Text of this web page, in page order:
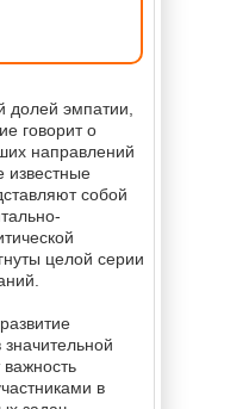
долей эмпатии,
говорит о
направлений
известные
собой
целой серии
значительной
в